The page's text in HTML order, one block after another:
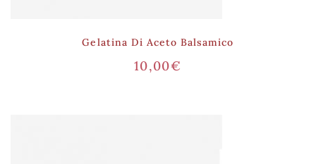
Gelatina Di Aceto Balsamico
10,00€